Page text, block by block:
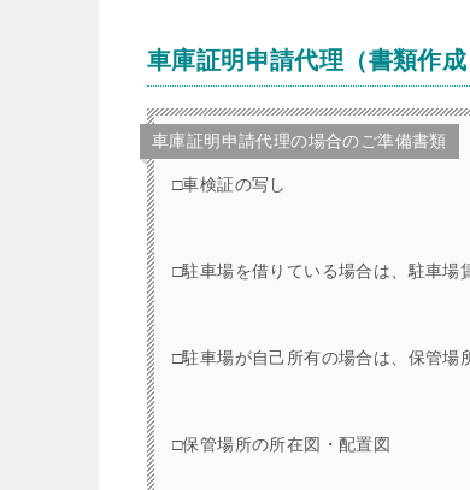
車庫証明申請代理（書類作
車庫証明申請代理の場合のご準備書類
□車検証の写し
□駐車場を借りている場合は、駐車場
□駐車場が自己所有の場合は、保管場
□保管場所の所在図・配置図